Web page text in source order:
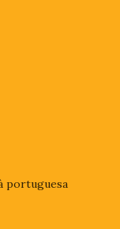
portuguesa